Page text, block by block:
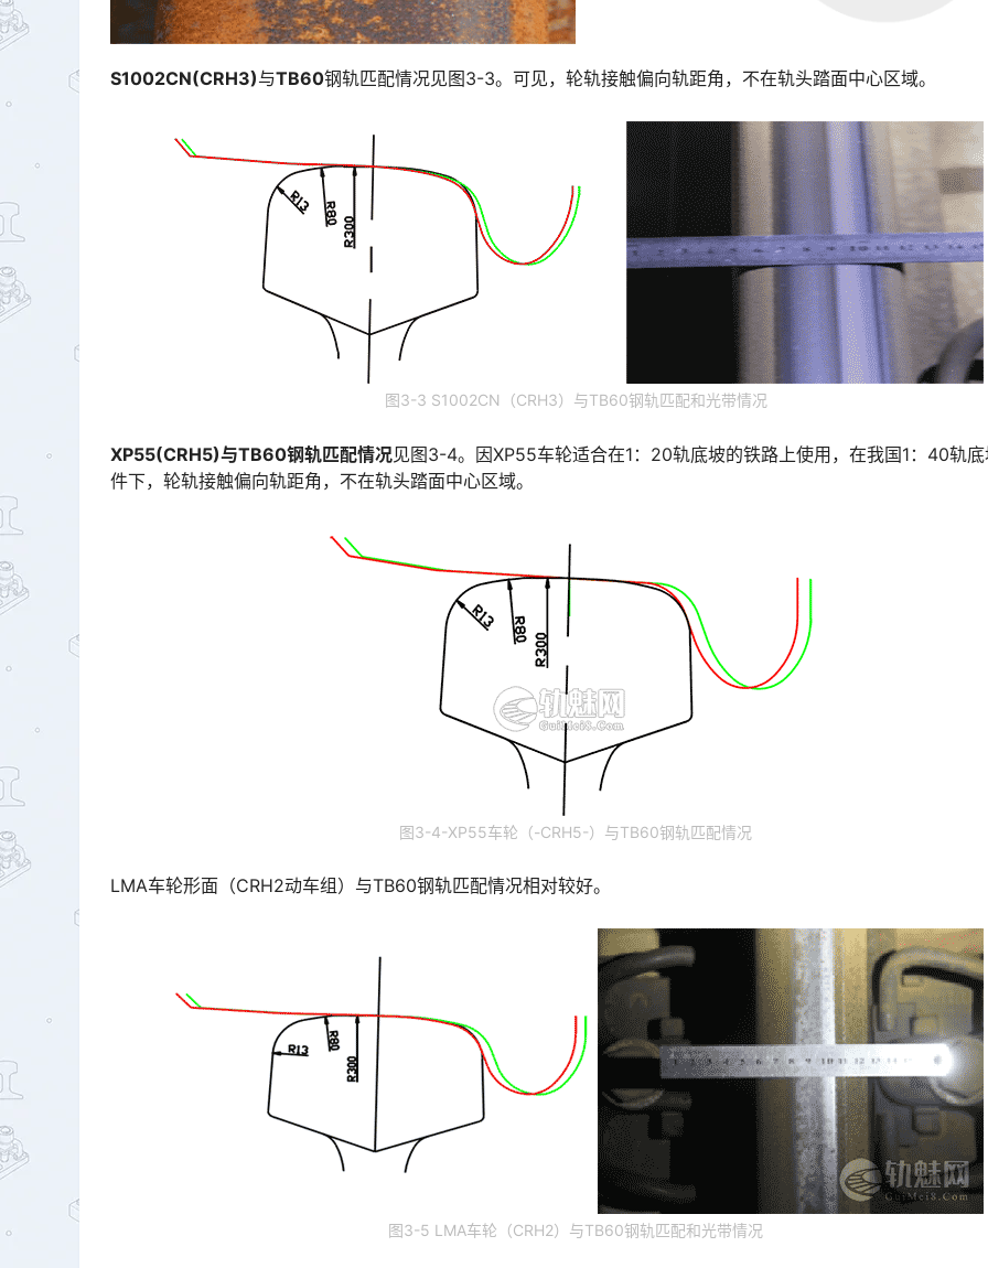
S1002CN(CRH3)与TB60钢轨匹配情况见图3-3。可见，轮轨接触偏向轨距角，不在轨头踏面中心区域。
图3-3 S1002CN（CRH3）与TB60钢轨匹配和光带情况
XP55(CRH5)与TB60钢轨匹配情况见图3-4。因XP55车轮适合在1：20轨底坡的铁路上使用，在我国1：40轨
件下，轮轨接触偏向轨距角，不在轨头踏面中心区域。
图3-4-XP55车轮（-CRH5-）与TB60钢轨匹配情况
LMA车轮形面（CRH2动车组）与TB60钢轨匹配情况相对较好。
图3-5 LMA车轮（CRH2）与TB60钢轨匹配和光带情况